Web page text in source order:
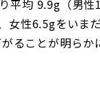
平均 9.9g（男
女性6.5gをいま
ることが明らか